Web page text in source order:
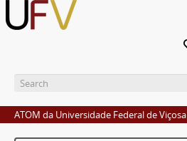
ATOM da Universidade Federal de Viçosa